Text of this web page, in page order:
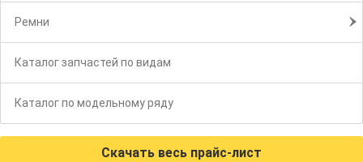
Ремни
Каталог запчастей по видам
Каталог по модельному ряду
Скачать весь прайс-лист